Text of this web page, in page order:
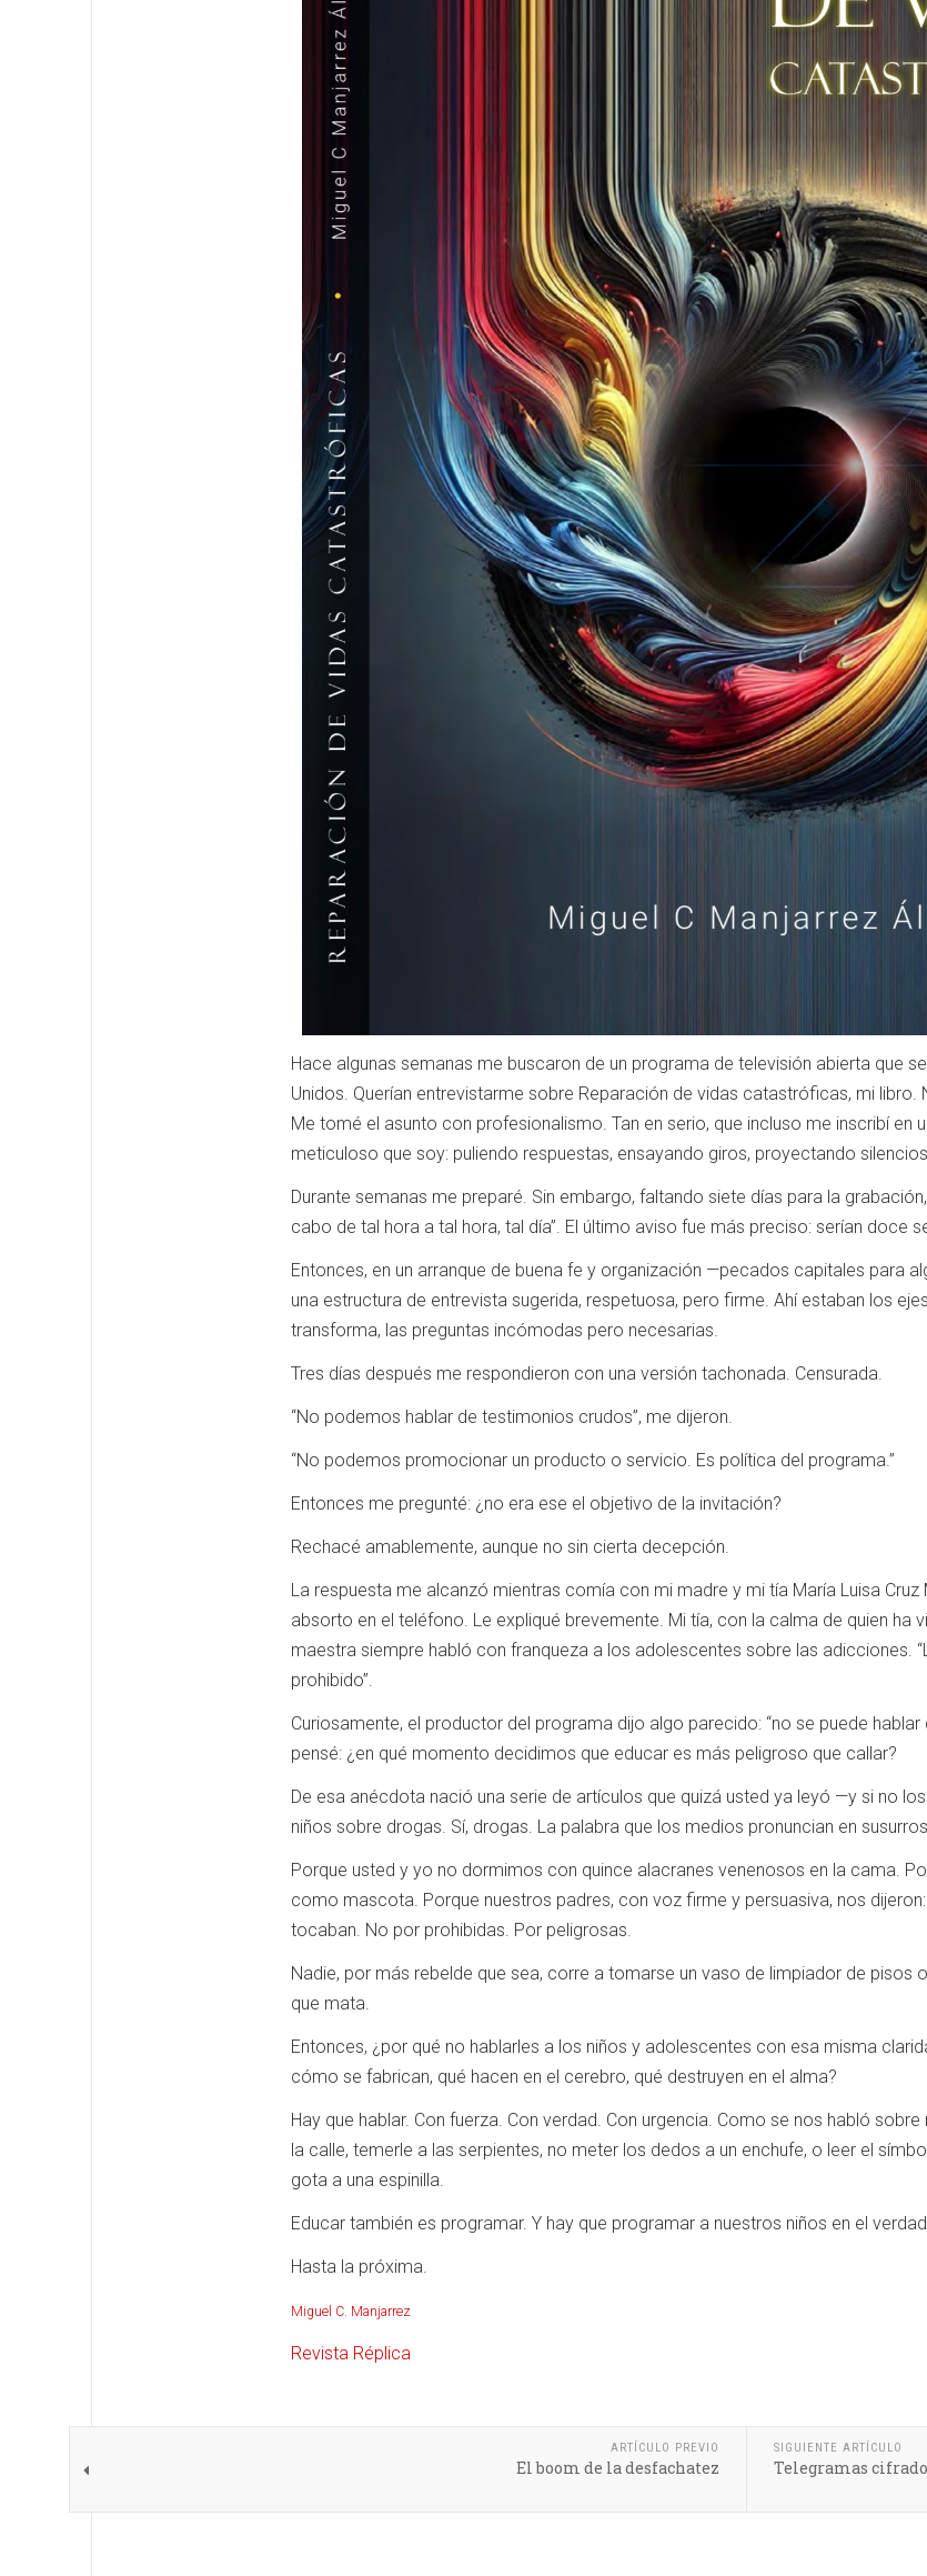
Hace algunas semanas me buscaron de un programa de televisión abierta que
Unidos. Querían entrevistarme sobre Reparación de vidas catastróficas, mi
Me tomé el asunto con profesionalismo. Tan en serio, que incluso me inscribí
meticuloso que soy: puliendo respuestas, ensayando giros, proyectando
Durante semanas me preparé. Sin embargo, faltando siete días para la
cabo de tal hora a tal hora, tal día”. El último aviso fue más preciso: serían doce
Entonces, en un arranque de buena fe y organización —pecados capitales para
una estructura de entrevista sugerida, respetuosa, pero firme. Ahí estaban los
transforma, las preguntas incómodas pero necesarias.
Tres días después me respondieron con una versión tachonada. Censurada.
“No podemos hablar de testimonios crudos”, me dijeron.
“No podemos promocionar un producto o servicio. Es política del programa.”
Entonces me pregunté: ¿no era ese el objetivo de la invitación?
Rechacé amablemente, aunque no sin cierta decepción.
La respuesta me alcanzó mientras comía con mi madre y mi tía María Luisa
absorto en el teléfono. Le expliqué brevemente. Mi tía, con la calma de quien
maestra siempre habló con franqueza a los adolescentes sobre las adicciones.
prohibido”.
Curiosamente, el productor del programa dijo algo parecido: “no se puede
pensé: ¿en qué momento decidimos que educar es más peligroso que callar?
De esa anécdota nació una serie de artículos que quizá usted ya leyó —y si no
niños sobre drogas. Sí, drogas. La palabra que los medios pronuncian en
Porque usted y yo no dormimos con quince alacranes venenosos en la cama.
como mascota. Porque nuestros padres, con voz firme y persuasiva, nos
tocaban. No por prohibidas. Por peligrosas.
Nadie, por más rebelde que sea, corre a tomarse un vaso de limpiador de pisos
que mata.
Entonces, ¿por qué no hablarles a los niños y adolescentes con esa misma
cómo se fabrican, qué hacen en el cerebro, qué destruyen en el alma?
Hay que hablar. Con fuerza. Con verdad. Con urgencia. Como se nos habló
la calle, temerle a las serpientes, no meter los dedos a un enchufe, o leer el
gota a una espinilla.
Educar también es programar. Y hay que programar a nuestros niños en el
Hasta la próxima.
Miguel C. Manjarrez
Revista Réplica
ARTÍCULO PREVIO
El boom de la desfachatez
SIGUIENTE ARTÍCULO
Telegramas